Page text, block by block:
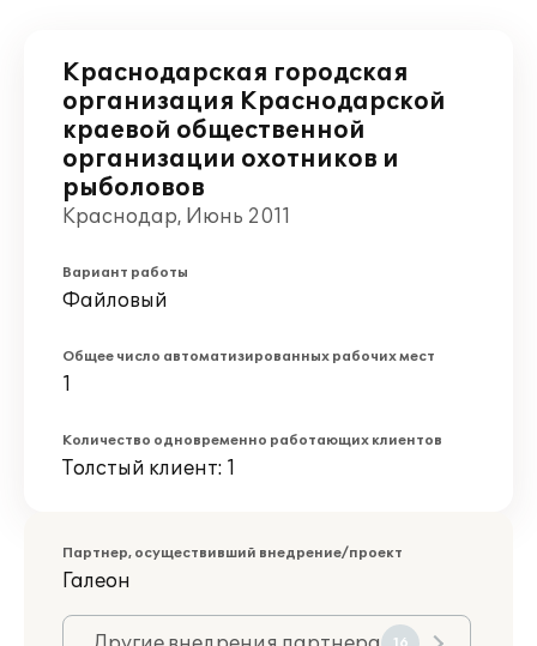
Краснодарская городская
организация Краснодарской
краевой общественной
организации охотников и
рыболовов
Краснодар, Июнь 2011
Вариант работы
Файловый
Общее число автоматизированных рабочих мест
1
Количество одновременно работающих клиентов
Толстый клиент: 1
Партнер, осуществивший внедрение/проект
Галеон